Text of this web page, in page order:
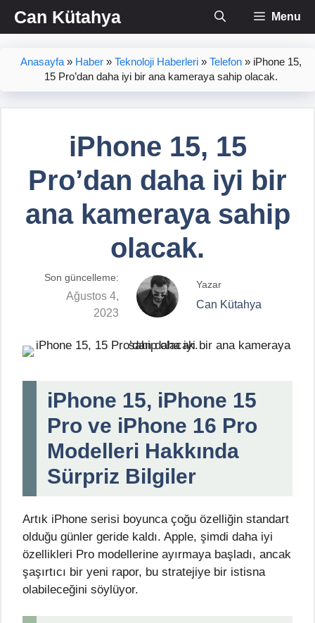
İçeriğe
atlaCan Kütahya Menu
Anasayfa » Haber » Teknoloji Haberleri » Telefon » iPhone 15,
15 Pro’dan daha iyi bir ana kameraya sahip olacak.
iPhone 15, 15
Pro’dan daha iyi bir
ana kameraya sahip
olacak.
Son güncelleme:
Ağustos 4,
2023
Yazar
Can Kütahya
iPhone 15, iPhone 15
Pro ve iPhone 16 Pro
Modelleri Hakkında
Sürpriz Bilgiler
Artık iPhone serisi boyunca çoğu özelliğin standart
olduğu günler geride kaldı. Apple, şimdi daha iyi
özellikleri Pro modellerine ayırmaya başladı, ancak
şaşırtıcı bir yeni rapor, bu stratejiye bir istisna
olabileceğini söylüyor.